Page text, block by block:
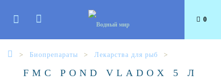
0
Биопрепараты Лекарства для рыб
FMC POND VLADOX 5 Л